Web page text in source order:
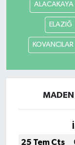
ALACAKAYA
ELAZIĞ
KOVANCILAR
MADEN
25 Tem Cts
TEKNOLOJİ
YAŞAM